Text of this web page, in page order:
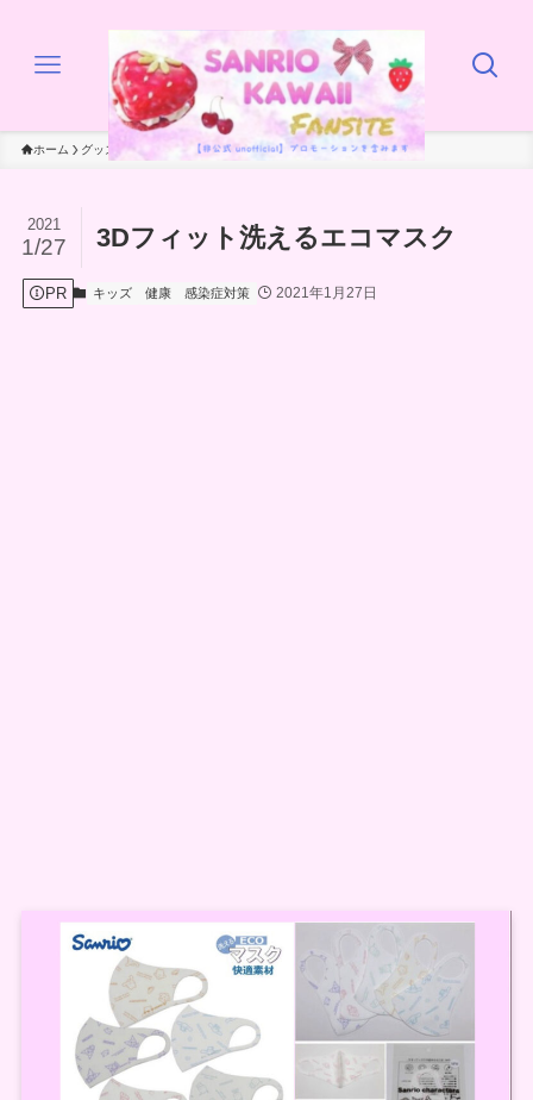
ホーム グッズ キッズ
3Dフィット洗えるエコマスク
2021
1/27
PR キッズ 健康 感染症対策 2021年1月27日